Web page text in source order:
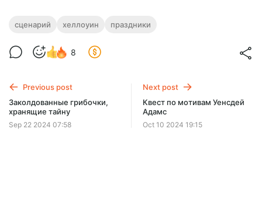
Квест – игра «Забытая легенда»
Хеллоун для подростков 10–14.
Таинственный лес, древние книги, магические артефакты,
Сообщество Волшебников
сценарий хеллоуин праздники
8
Previous post
Заколдованные грибочки,
хранящие тайну
Sep 22 2024 07:58
Next post
Квест по мотивам Уенсдей
Адамс
Oct 10 2024 19:15